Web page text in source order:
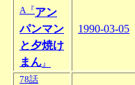
A『アン
パンマン
と夕焼け
まん 』
1990-03-05
78話